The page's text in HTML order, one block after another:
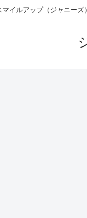
マイルアップ（ジャニーズ